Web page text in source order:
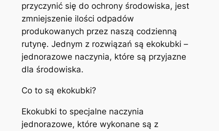
przyczynić się do ochrony środowiska, jest
zmniejszenie ilości odpadów
produkowanych przez naszą codzienną
rutynę. Jednym z rozwiązań są ekokubki –
jednorazowe naczynia, które są przyjazne
dla środowiska.
Co to są ekokubki?
Ekokubki to specjalne naczynia
jednorazowe, które wykonane są z